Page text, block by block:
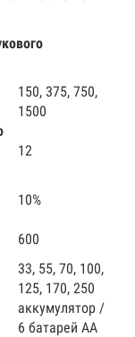
150, 375, 750,
1500
12
10%
600
33, 55, 70, 100,
125, 170, 250
аккумулятор /
6 батарей АА